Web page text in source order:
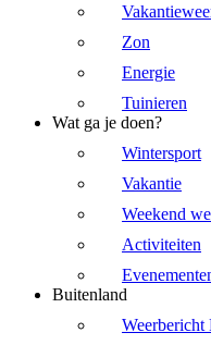
Zon
Energie
Tuinieren
Wat ga je doen?
Wintersport
Vakantie
Weekend
Activiteiten
Buitenland
Weerbericht